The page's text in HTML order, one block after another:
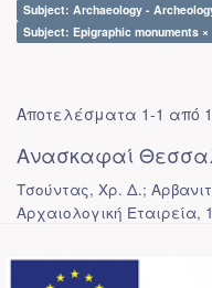
Subject: Archaeology -
Subject: Epigraphic monuments ×
Αποτελέσματα 1-1 από 1
Ανασκαφαί
Τσούντας, Χρ. Δ.;
Αρχαιολογική Εταιρεία,